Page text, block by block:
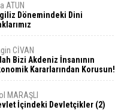
ATUN
Dönemindeki Dini
CİVAN
Bizi Akdeniz İnsanının
Kararlarından Korusun!
MARAŞLI
İçindeki Devletçikler (2)